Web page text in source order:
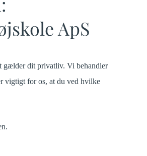
ApS
gælder dit privatliv. Vi behandler
vigtigt for os, at du ved hvilke